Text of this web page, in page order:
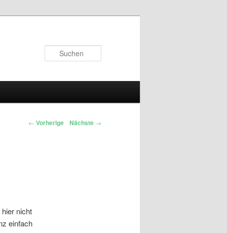
← Vorherige Nächste →
nicht
einfach